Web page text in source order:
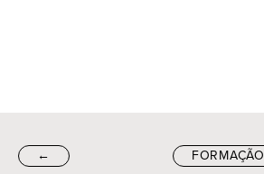
← FORMAÇÃO